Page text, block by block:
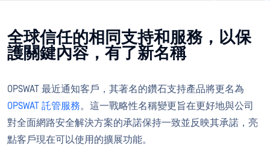
全球信任的相同支持和服務，以保
護關鍵內容，有了新名稱
OPSWAT 最近通知客戶，其著名的鑽石支持產品將更名為
OPSWAT 託管服務。這一戰略性名稱變更旨在更好地與公司
對全面網路安全解決方案的承諾保持一致並反映其承諾，亮
點客戶現在可以使用的擴展功能。